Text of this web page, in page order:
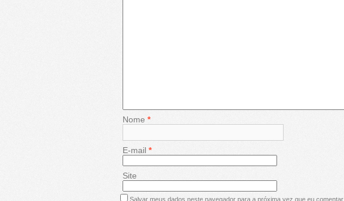
Nome *
E-mail *
Site
Salvar meus dados neste navegador para a próxima vez que eu comentar.